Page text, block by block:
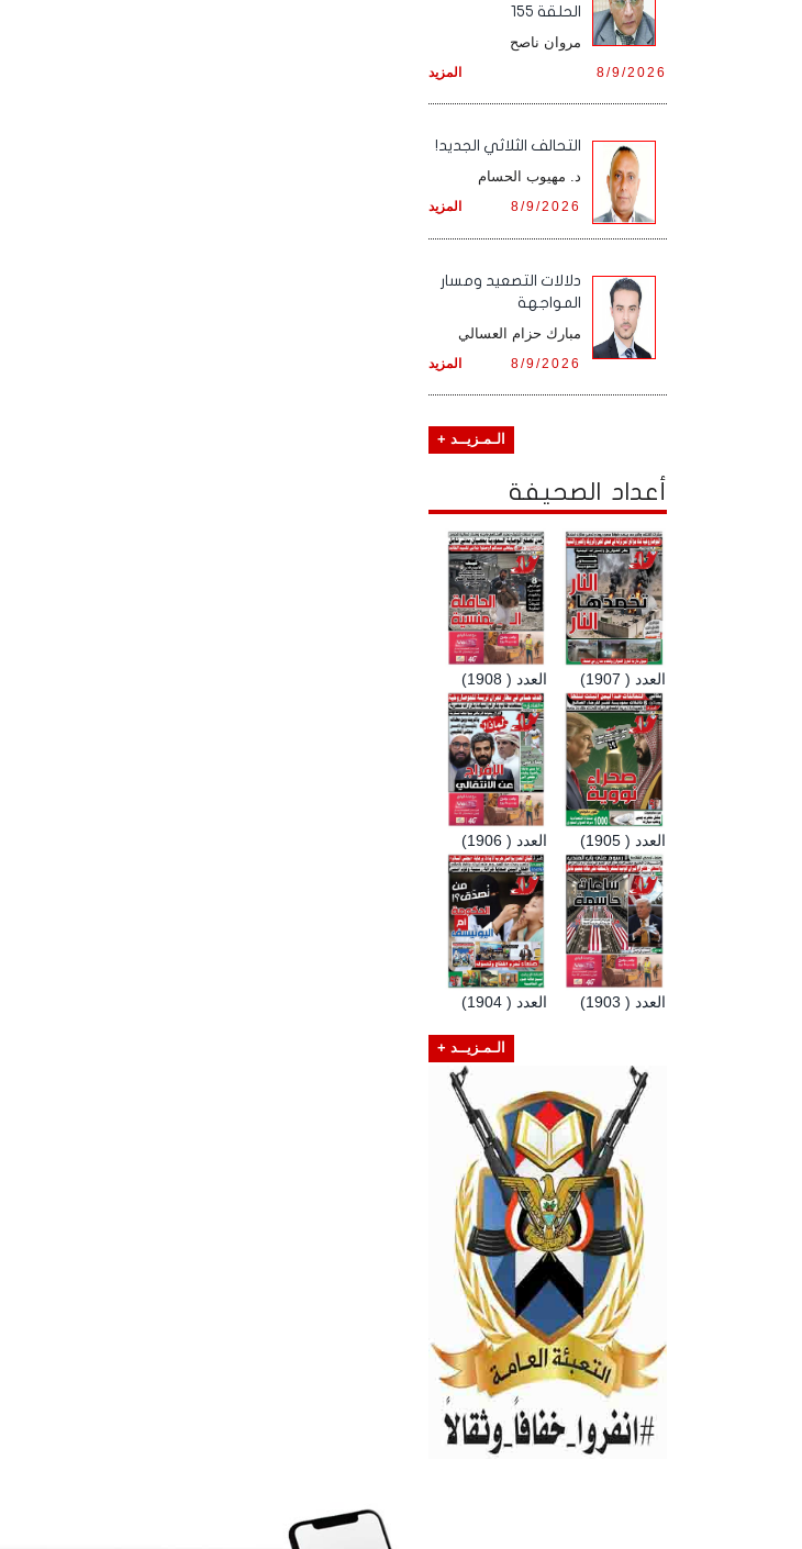
الحلقة 155
مروان ناصح
المزيد 8/9/2026
التحالف الثلاثي الجديد!
د. مهيوب الحسام
المزيد 8/9/2026
دلالات التصعيد ومسار
المواجهة
مبارك حزام العسالي
المزيد 8/9/2026
الـمـزيــد +
أعداد الصحيفة
العدد ( 1908) العدد ( 1907)
العدد ( 1906) العدد ( 1905)
العدد ( 1904) العدد ( 1903)
الـمـزيــد +